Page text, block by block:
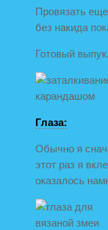
Провязать
без накида
Готовый
Глаза:
Обычно я
этот раз я
оказалось